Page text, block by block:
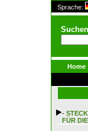
Sprache:
Suchen
Home
-
FÜR